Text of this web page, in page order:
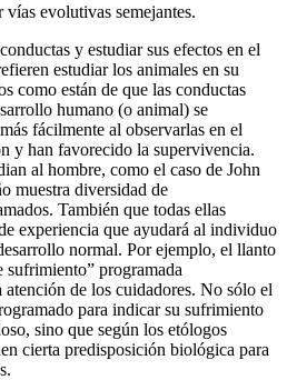
evolutivas semejantes.
y estudiar sus efectos en el
estudiar los animales en su
como están de que las conductas
humano (o animal) se
fácilmente al observarlas en el
y han favorecido la supervivencia.
al hombre, como el caso de John
muestra diversidad de
También que todas ellas
experiencia que ayudará al individuo
normal. Por ejemplo, el llanto
sufrimiento” programada
de los cuidadores. No sólo el
para indicar su sufrimiento
sino que según los etólogos
cierta predisposición biológica para